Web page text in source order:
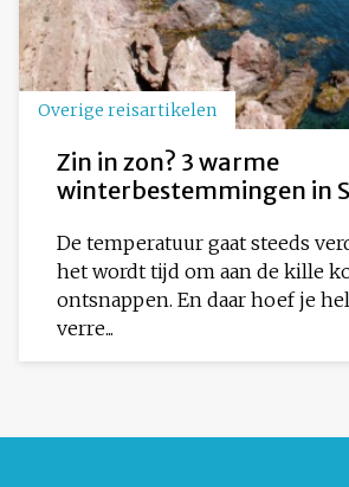
Overige reisartikelen
Zin in zon? 3 warme
winterbestemmingen in
De temperatuur gaat steeds
het wordt tijd om aan de kille
ontsnappen. En daar hoef je
verre...